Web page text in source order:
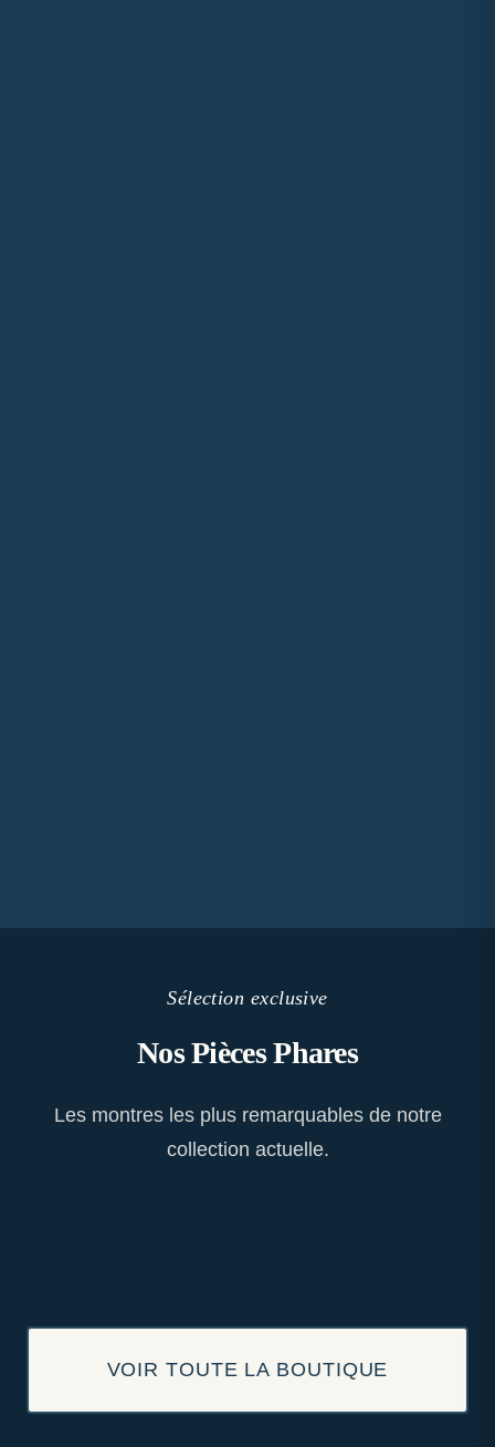
Sélection exclusive
Nos Pièces Phares
Les montres les plus remarquables de notre
collection actuelle.
VOIR TOUTE LA BOUTIQUE